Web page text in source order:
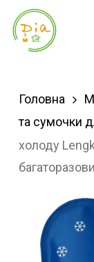
Skip
Головна
та сумочки
холоду